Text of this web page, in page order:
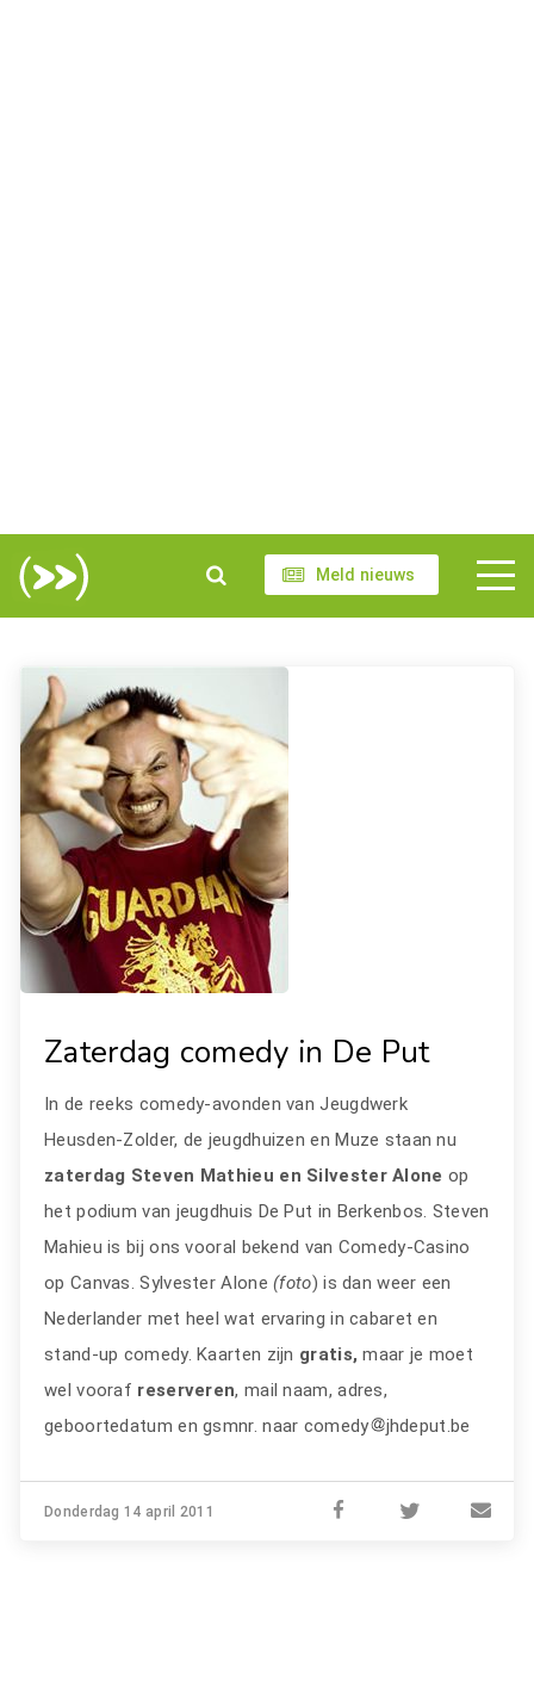
Meld nieuws
Zaterdag comedy in De Put
In de reeks comedy-avonden van Jeugdwerk
Heusden-Zolder, de jeugdhuizen en Muze staan nu
zaterdag Steven Mathieu en Silvester Alone op
het podium van jeugdhuis De Put in Berkenbos. Steven
Mahieu is bij ons vooral bekend van Comedy-Casino
op Canvas. Sylvester Alone(foto) is dan weer een
Nederlander met heel wat ervaring in cabaret en
stand-up comedy. Kaarten zijn gratis,maar je moet
wel vooraf reserveren, mail naam, adres,
geboortedatum en gsmnr. naar comedy
jhdeput.be
Donderdag 14 april 2011